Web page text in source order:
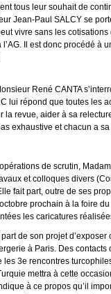
tous leur souhait de
Jean-Paul SALCY se
vivre sans les
l’AG. Il est donc procédé
René CANTA
lui répond que toutes les
la revue, aider à sa
exhaustive et chacun a
de scrutin,
et colloques divers
fait part, outre de ses
prochain à la foire
les caricatures
de son projet
à Paris. Des
les 3e rencontres
mettra à cette
à ce propos qu’il